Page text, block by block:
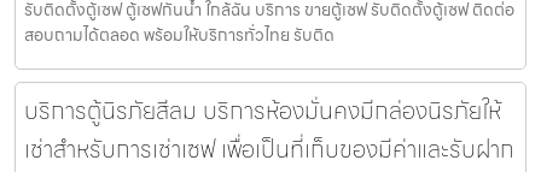
รับติดตั้งตู้เซฟ ตู้เซฟกันน้ำ ใกล้ฉัน บริการ ขายตู้เซฟ รับติดตั้งตู้เซฟ ติดต่อ
สอบถามได้ตลอด พร้อมให้บริการทั่วไทย รับติด
บริการตู้นิรภัยสีลม บริการห้องมั่นคงมีกล่องนิรภัยให้
เช่าสำหรับการเช่าเซฟ เพื่อเป็นที่เก็บของมีค่าและรับฝาก